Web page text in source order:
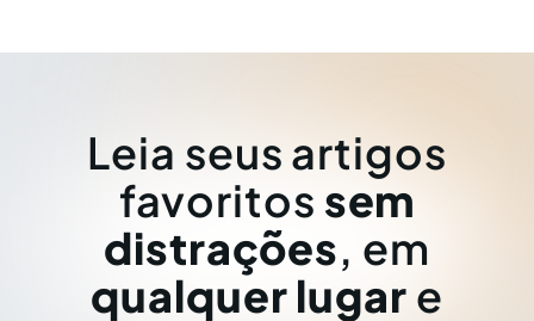
Leia seus artigos
favoritos sem
distrações, em
qualquer lugar e